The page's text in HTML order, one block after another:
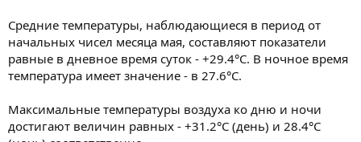
Средние температуры, наблюдающиеся в период от
начальных чисел месяца мая, составляют показатели
равные в дневное время суток - +29.4°С. В ночное время
температура имеет значение - в 27.6°С.
Максимальные температуры воздуха ко дню и ночи
достигают величин равных - +31.2°С (день) и 28.4°С